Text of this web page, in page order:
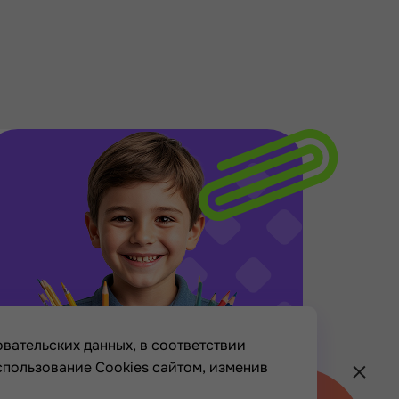
данных, в соответствии
Cookies сайтом, изменив